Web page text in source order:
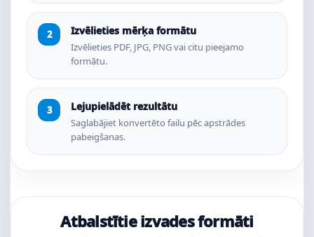
Izvēlieties mērķa formātu
Izvēlieties PDF, JPG, PNG vai citu pieejamo
formātu.
Lejupielādēt rezultātu
Saglabājiet konvertēto failu pēc apstrādes
pabeigšanas.
Atbalstītie izvades formāti